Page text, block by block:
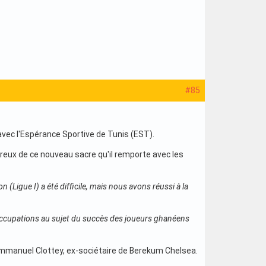
#85
l'Espérance Sportive de Tunis (EST).
de ce nouveau sacre qu'il remporte avec les
(Ligue I) a été difficile, mais nous avons réussi à la
au sujet du succès des joueurs ghanéens
Clottey, ex-sociétaire de Berekum Chelsea.